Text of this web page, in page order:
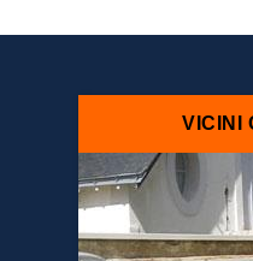
VICINI